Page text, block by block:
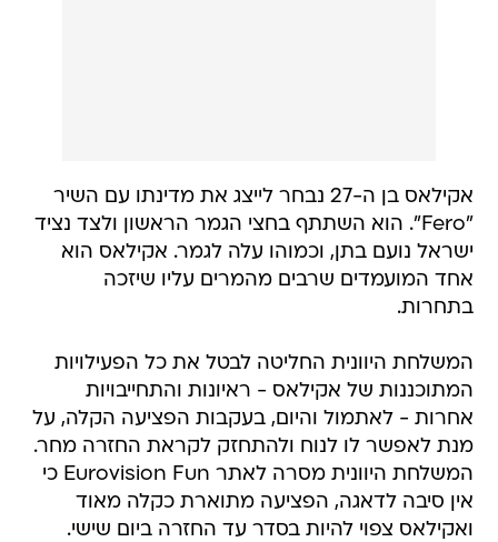
אקילאס בן ה-27 נבחר לייצג את מדינתו עם השיר
"Fero". הוא השתתף בחצי הגמר הראשון ולצד נציד
ישראל נועם בתן, וכמוהו עלה לגמר. אקילאס הוא
אחד המועמדים שרבים מהמרים עליו שיזכה
בתחרות.
המשלחת היוונית החליטה לבטל את כל הפעילויות
המתוכננות של אקילאס - ראיונות והתחייבויות
אחרות - לאתמול והיום, בעקבות הפציעה הקלה, על
מנת לאפשר לו לנוח ולהתחזק לקראת החזרה מחר.
המשלחת היוונית מסרה לאתר Eurovision Fun כי
אין סיבה לדאגה, הפציעה מתוארת כקלה מאוד
ואקילאס צפוי להיות בסדר עד החזרה ביום שישי.